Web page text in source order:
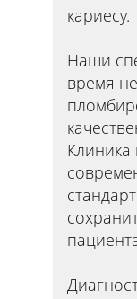
кариесу.
Наши
время
Клиника